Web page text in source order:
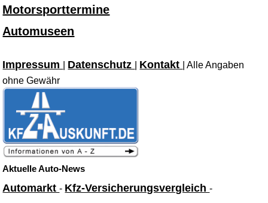
Motorsporttermine
Automuseen
Impressum Datenschutz Kontakt
| Alle Angaben
ohne Gewähr
Aktuelle Auto-News
Automarkt- Kfz-Versicherungsvergleich-